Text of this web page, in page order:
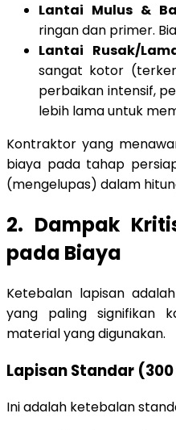
Lantai Mulus &
ringan dan primer.
Lantai Rusak/
sangat kotor
perbaikan intensif,
lebih lama untuk
Kontraktor yang
biaya pada tahap
(mengelupas) dalam
2. Dampak
pada Biaya
Ketebalan lapisan
yang paling signifikan
material yang digunakan.
Lapisan Standar
Ini adalah ketebalan